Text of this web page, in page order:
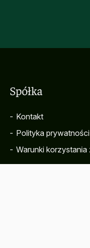
Spółka
- Kontakt
- Polityka prywatności
- Warunki korzystania